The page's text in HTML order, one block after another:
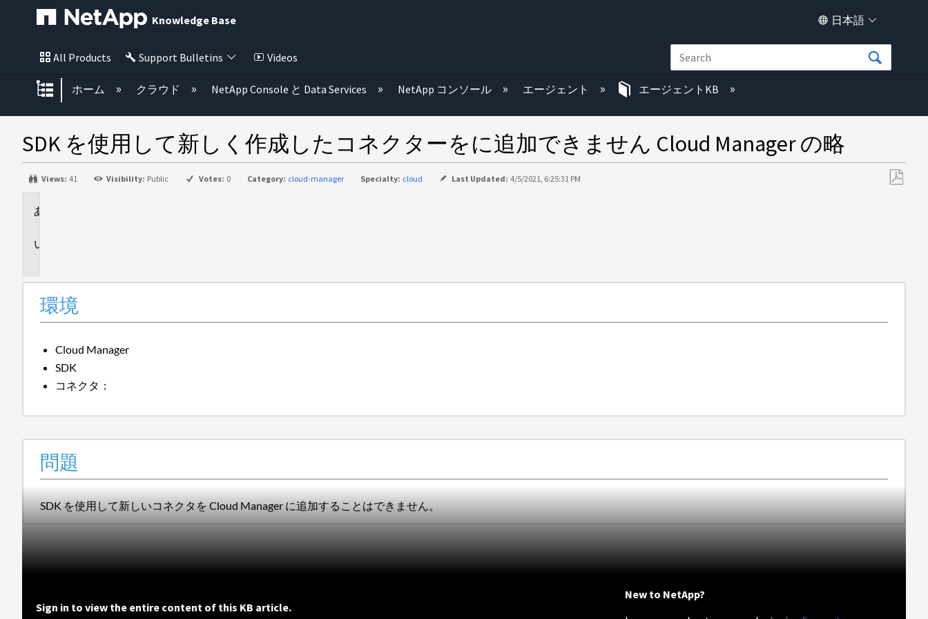
Knowledge Base 日本語
All Products Support Bulletins Videos
グローバル階層を展開/折りたたむ
ホーム クラウド NetApp Console と Data Services NetApp コンソール エージェント エージェントKB
SDK を使用して新しく作成したコネクターをに追加できません Cloud Manager の略
Views: 41 Visibility: Public Votes: 0 Category: cloud-manager Specialty: cloud Last Updated: 4/5/2021, 6:25:31 PM
環境
Cloud Manager
SDK
コネクタ：
問題
SDK を使用して新しいコネクタを Cloud Manager に追加することはできません。
Sign in to view the entire content of this KB article.
New to NetApp?